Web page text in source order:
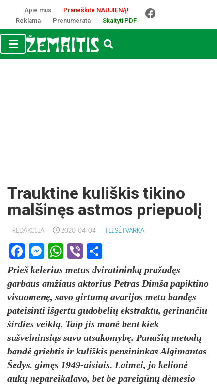
Apie mus
Praneškite NAUJIENĄ!
Reklama
Prenumerata Skaityti PDF
Trauktine kuliškis tikino
malšinęs astmos priepuolį
REDAKCIJA 2020-04-04 TEISĖTVARKA
Facebook
Messenger
WhatsApp
Viber
Prieš kelerius metus dviratininką pražudęs
garbaus amžiaus aktorius Petras Dimša papiktino
visuomenę, savo girtumą avarijos metu bandęs
pateisinti išgertu gudobelių ekstraktu, gerinančiu
širdies veiklą. Taip jis manė bent kiek
sušvelninsiąs savo atsakomybę. Panašių metodų
bandė griebtis ir kuliškis pensininkas Algimantas
Šedys, gimęs 1949-aisiais. Laimei, jo kelionė
aukų nepareikalavo, bet be pareigūnų dėmesio